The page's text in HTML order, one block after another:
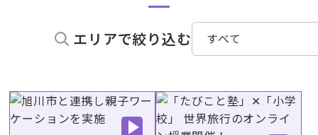
エリアで絞り込む